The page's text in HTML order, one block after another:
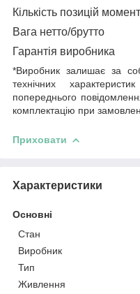
Кількість позицій
Вага нетто/брутто
Гарантія виробника
*Виробник залишає за
технічних
попереднього
комплектацію при
Приховати
Характеристики
Основні
Стан
Виробник
Тип
Живлення